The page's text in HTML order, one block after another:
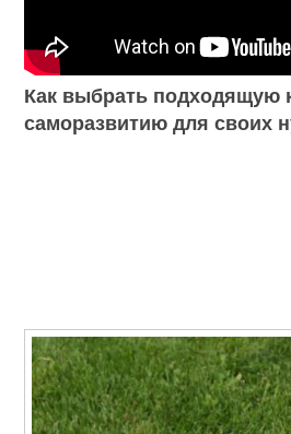
Как выбрать подходящую
саморазвитию для своих